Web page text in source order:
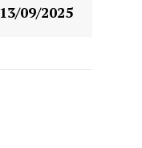
09/2025